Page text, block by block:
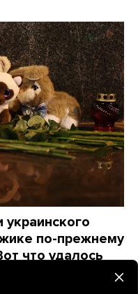
по-прежнему
что удалось